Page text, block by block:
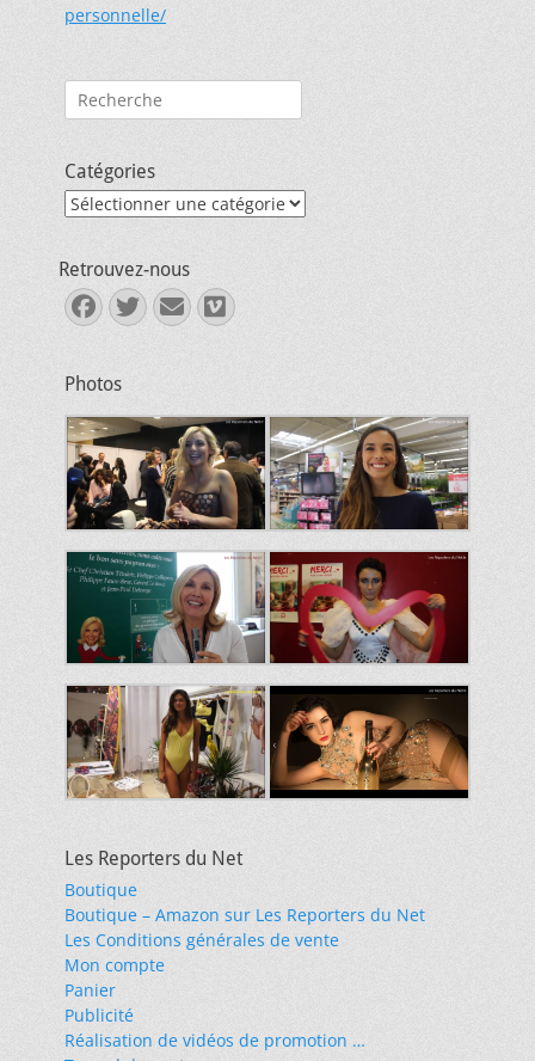
personnelle/
Rechercher :
Catégories
Catégories
Retrouvez-nous
Facebook
Twitter
E-
mail
Vimeo
Photos
Les Reporters du Net
Boutique
Boutique – Amazon sur Les Reporters du Net
Les Conditions générales de vente
Mon compte
Panier
Publicité
Réalisation de vidéos de promotion …